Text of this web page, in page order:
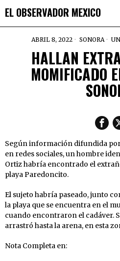
EL OBSERVADOR MEXICO
ABRIL 8, 2022 SONORA
HALLAN
MOMIFICADO
Según información difundida
en redes sociales, un hombre
Ortiz habría encontrado el
playa Paredoncito.
El sujeto habría paseado, junto
la playa que se encuentra en el
cuando encontraron el cadáver.
arrastró hasta la arena, en esta
Nota Completa en: